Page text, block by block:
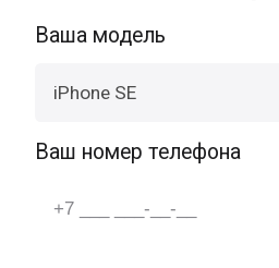
Ваша модель
iPhone SE
Ваш номер телефона